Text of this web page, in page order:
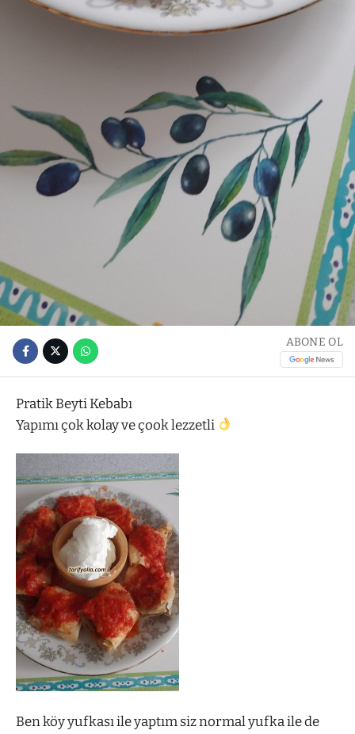
ABONE OL
Pratik Beyti Kebabı
Yapımı çok kolay ve çook lezzetli
Ben köy yufkası ile yaptım siz normal yufka ile de